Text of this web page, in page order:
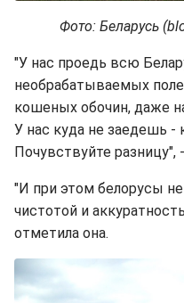
Фото: Беларусь
"У нас проедь всю
необрабатываемых
кошеных обочин, даже
У нас куда не заедешь -
Почувствуйте разницу",
"И при этом белорусы
чистотой и
отметила она.